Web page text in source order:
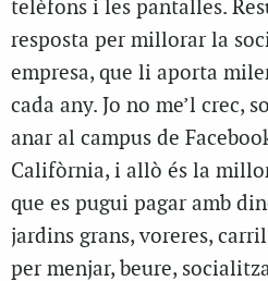
telèfons i les pantalles.
resposta per millorar la
empresa, que li aporta
cada any. Jo no me’l crec,
anar al campus de
Califòrnia, i allò és la
que es pugui pagar amb
jardins grans, voreres,
per menjar, beure,